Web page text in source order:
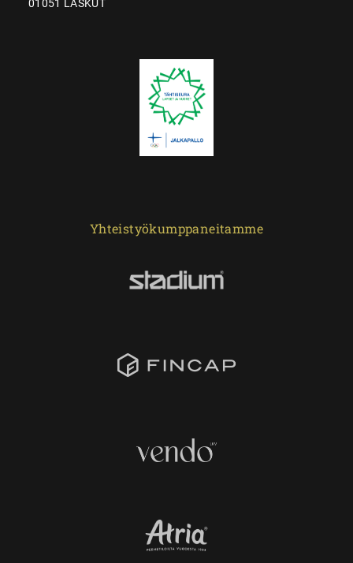
01051 LASKUT
Yhteistyökumppaneitamme